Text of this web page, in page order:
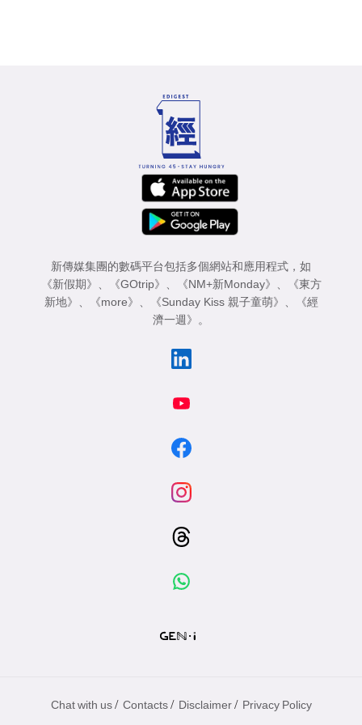
新傳媒集團的數碼平台包括多個網站和應用程式，如
《新假期》
《GOtrip》 《NM+新Monday》
《東方
新地》
《more》 《Sunday Kiss 親子童萌》
《經
濟一週》
。
Chat with us / Contacts / Disclaimer / Privacy Policy